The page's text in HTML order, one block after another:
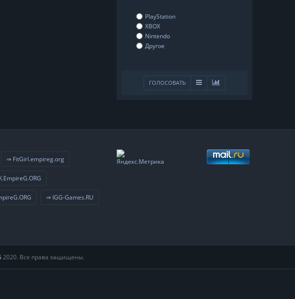
PlayStation
XBOX
Nintendo
Другое
ГОЛОСОВАТЬ
⇒ FitGirl.empireg.org
⇒ IGG-Games.RU
2020. Все права защищены.